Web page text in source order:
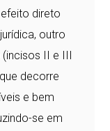
direto
outro
II e III
que decorre
e bem
se em